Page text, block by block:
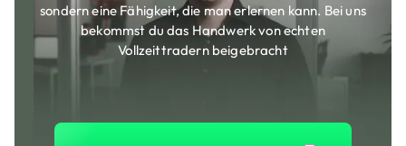
sondern eine Fähigkeit, die man erlernen kann. Bei uns
bekommst du das Handwerk von echten
Vollzeittradern beigebracht
Jetzt Trader Training